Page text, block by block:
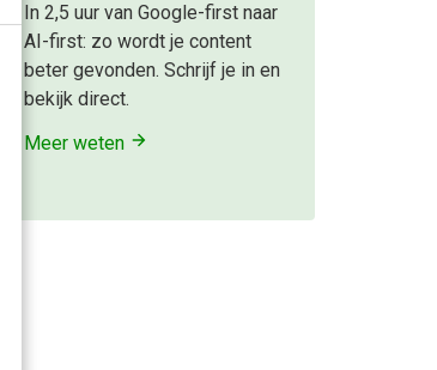
In 2,5 uur van Google-first naar
AI-first: zo wordt je content
beter gevonden. Schrijf je in en
bekijk direct.
Meer weten